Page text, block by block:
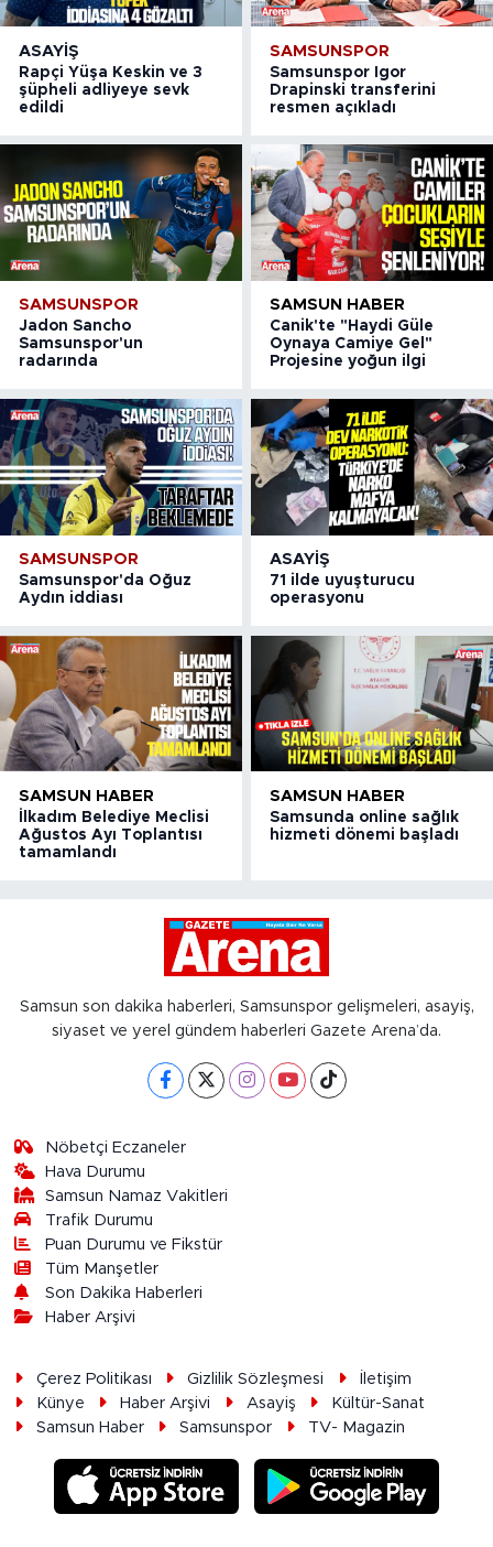
ASAYIŞ
Rapçi Yüşa Keskin ve 3
şüpheli adliyeye sevk
edildi
SAMSUNSPOR
Samsunspor Igor
Drapinski transferini
resmen açıkladı
SAMSUNSPOR
Jadon Sancho
Samsunspor'un
radarında
SAMSUN HABER
Canik'te "Haydi Güle
Oynaya Camiye Gel"
Projesine yoğun ilgi
SAMSUNSPOR
Samsunspor'da Oğuz
Aydın iddiası
ASAYIŞ
71 ilde uyuşturucu
operasyonu
SAMSUN HABER
İlkadım Belediye Meclisi
Ağustos Ayı Toplantısı
tamamlandı
SAMSUN HABER
Samsunda online sağlık
hizmeti dönemi başladı
Samsun son dakika haberleri, Samsunspor gelişmeleri, asayiş,
siyaset ve yerel gündem haberleri Gazete Arena’da.
Nöbetçi Eczaneler
Hava Durumu
Samsun Namaz Vakitleri
Trafik Durumu
Puan Durumu ve Fikstür
Tüm Manşetler
Son Dakika Haberleri
Haber Arşivi
Çerez Politikası Gizlilik Sözleşmesi
İletişim
Künye
Haber Arşivi Asayiş
Kültür-Sanat
Samsun Haber
Samsunspor TV- Magazin